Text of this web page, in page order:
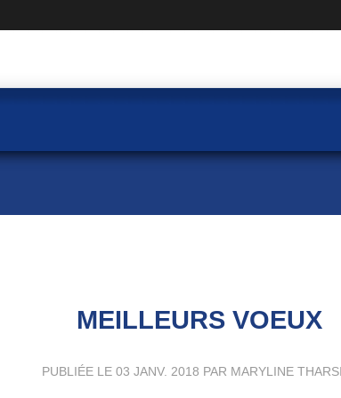
MEILLEURS VOEUX
PUBLIÉE LE 03 JANV. 2018 PAR MARYLINE